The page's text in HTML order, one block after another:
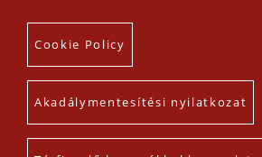
Cookie Policy
Akadálymentesítési nyilatkozat